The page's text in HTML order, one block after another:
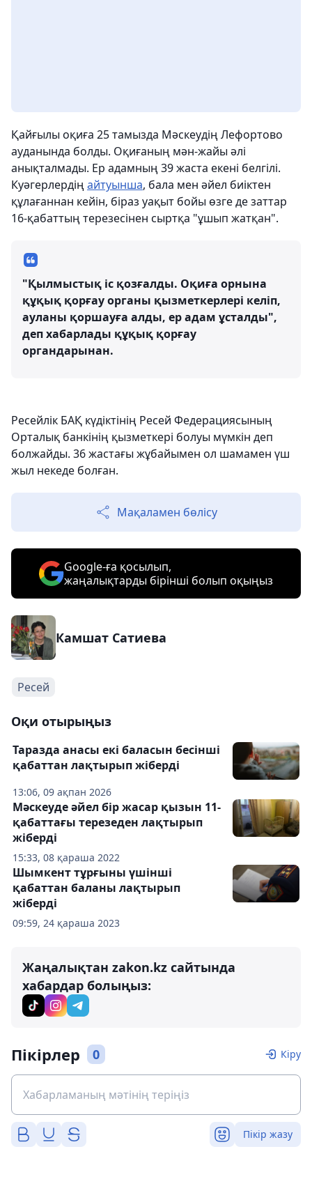
Қайғылы оқиға 25 тамызда Мәскеудің Лефортово
ауданында болды. Оқиғаның мән-жайы әлі
анықталмады. Ер адамның 39 жаста екені белгілі.
Куәгерлердің айтуынша, бала мен әйел биіктен
құлағаннан кейін, біраз уақыт бойы өзге де заттар
16-қабаттың терезесінен сыртқа "ұшып жатқан".
"Қылмыстық іс қозғалды. Оқиға орнына
құқық қорғау органы қызметкерлері келіп,
ауланы қоршауға алды, ер адам ұсталды",
деп хабарлады құқық қорғау
органдарынан.
Ресейлік БАҚ күдіктінің Ресей Федерациясының
Орталық банкінің қызметкері болуы мүмкін деп
болжайды. 36 жастағы жұбайымен ол шамамен үш
жыл некеде болған.
Мақаламен бөлісу
Google-ға қосылып,
жаңалықтарды бірінші болып оқыңыз
Камшат Сатиева
Ресей
Оқи отырыңыз
13:06, 09 ақпан 2026
Таразда анасы екі баласын бесінші
қабаттан лақтырып жіберді
15:33, 08 қараша 2022
Мәскеуде әйел бір жасар қызын 11-
қабаттағы терезеден лақтырып
жіберді
09:59, 24 қараша 2023
Шымкент тұрғыны үшінші
қабаттан баланы лақтырып
жіберді
Жаңалықтан zakon.kz сайтында
хабардар болыңыз:
Пікірлер 0 Кіру
Пікір жазу